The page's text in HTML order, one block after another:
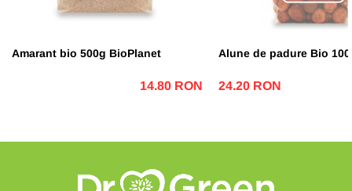
Amarant bio 500g BioPlanet
14.80 RON
Alune de padure Bio
24.20 RON